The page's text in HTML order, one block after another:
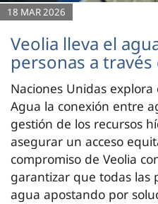
18 MAR 2026
Veolia lleva el
personas a
Naciones Unidas
Agua la conexión entre
gestión de los recursos
asegurar un acceso
compromiso de Veolia
garantizar que todas las
agua apostando por